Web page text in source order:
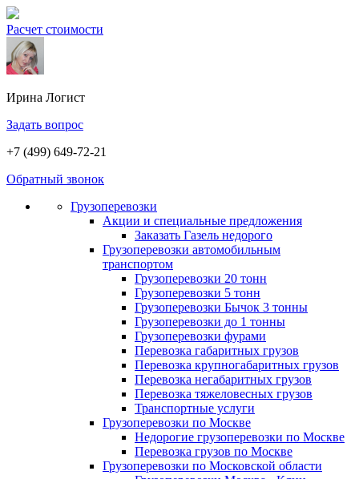
Расчет стоимости
Ирина Логист
Задать вопрос
+7 (499) 649-72-21
Обратный звонок
Грузоперевозки
Акции и специальные предложения
Заказать Газель недорого
Грузоперевозки автомобильным
транспортом
Грузоперевозки 20 тонн
Грузоперевозки 5 тонн
Грузоперевозки Бычок 3 тонны
Грузоперевозки до 1 тонны
Грузоперевозки фурами
Перевозка габаритных грузов
Перевозка крупногабаритных грузов
Перевозка негабаритных грузов
Перевозка тяжеловесных грузов
Транспортные услуги
Грузоперевозки по Москве
Недорогие грузоперевозки по Москве
Перевозка грузов по Москве
Грузоперевозки по Московской области